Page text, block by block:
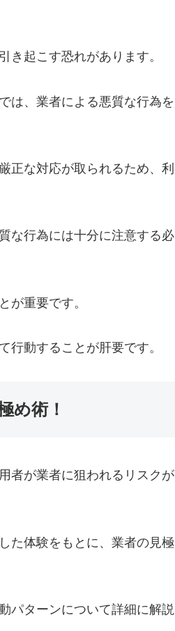
き起こす恐れがあります。
は、業者による悪質な行為を
正な対応が取られるため、利
な行為には十分に注意する必
が重要です。
行動することが肝要です。
め術！
者が業者に狙われるリスクが
た体験をもとに、業者の見極
パターンについて詳細に解説